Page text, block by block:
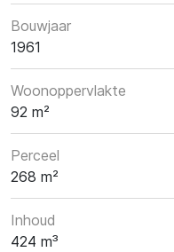
Bouwjaar
1961
Woonoppervlakte
92 m²
Perceel
268 m²
Inhoud
424 m³